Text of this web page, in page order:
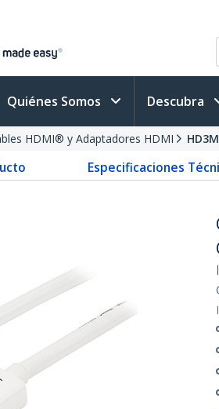
Quiénes Somos Descubra
HDMI® y Adaptadores HDMI
Especificaciones